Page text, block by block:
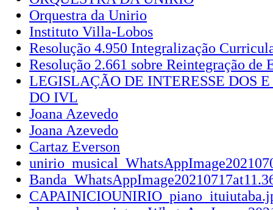
Orquestra da Unirio
Instituto Villa-Lobos
Resolução 4.950 Integralização
Resolução 2.661 sobre Reintegração
LEGISLAÇÃO DE INTERESSE DOS
DO IVL
Joana Azevedo
Joana Azevedo
Cartaz Everson